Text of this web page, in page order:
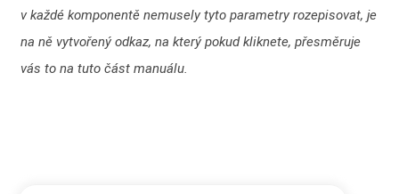
v každé komponentě nemusely tyto parametry rozepisovat, je
na ně vytvořený odkaz, na který pokud kliknete, přesměruje
vás to na tuto část manuálu.